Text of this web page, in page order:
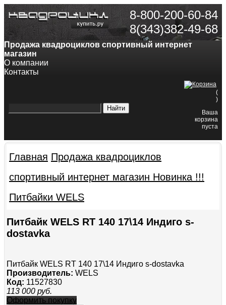
8-800-200-60-84
8(343)382-49-68
Продажа квадроциклов спортивный интернет
магазин
О компании
Контакты
(
)
Ваша
корзина
пуста
Главная Продажа квадроциклов
спортивный интернет магазин Новинка !!!
Питбайки WELS
Питбайк WELS RT 140 17\14 Индиго s-
dostavka
Питбайк WELS RT 140 17\14 Индиго s-dostavka
Производитель: WELS
Код: 11527830
113 000 руб.
Оформить покупку